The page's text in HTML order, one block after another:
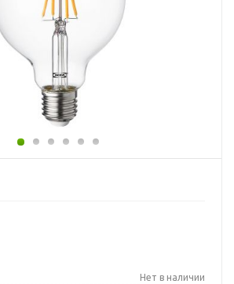
Нет в наличии